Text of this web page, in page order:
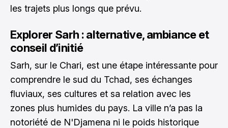
les trajets plus longs que prévu.
Explorer Sarh : alternative, ambiance et
conseil d’initié
Sarh, sur le Chari, est une étape intéressante pour
comprendre le sud du Tchad, ses échanges
fluviaux, ses cultures et sa relation avec les
zones plus humides du pays. La ville n’a pas la
notoriété de N'Djamena ni le poids historique